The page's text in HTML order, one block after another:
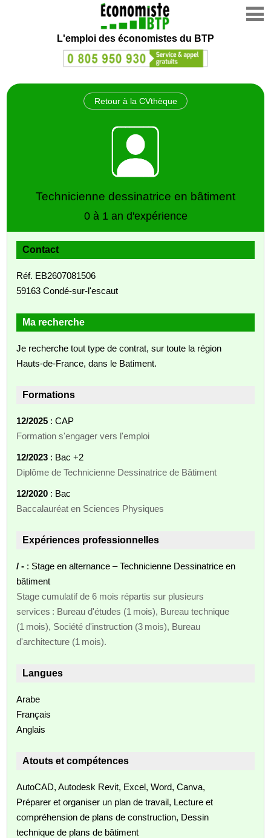
L'emploi des économistes du BTP
Retour à la CVthèque
Technicienne dessinatrice en bâtiment
0 à 1 an d'expérience
Contact
Réf. EB2607081506
59163 Condé-sur-l'escaut
Ma recherche
Je recherche tout type de contrat, sur toute la région
Hauts-de-France, dans le Batiment.
Formations
12/2025 : CAP
Formation s'engager vers l'emploi
12/2023 : Bac +2
Diplôme de Technicienne Dessinatrice de Bâtiment
12/2020 : Bac
Baccalauréat en Sciences Physiques
Expériences professionnelles
/ - : Stage en alternance – Technicienne Dessinatrice en
bâtiment
Stage cumulatif de 6 mois répartis sur plusieurs
services : Bureau d'études (1 mois), Bureau technique
(1 mois), Société d'instruction (3 mois), Bureau
d'architecture (1 mois).
Langues
Arabe
Français
Anglais
Atouts et compétences
AutoCAD, Autodesk Revit, Excel, Word, Canva,
Préparer et organiser un plan de travail, Lecture et
compréhension de plans de construction, Dessin
technique de plans de bâtiment